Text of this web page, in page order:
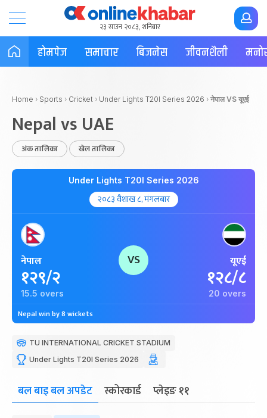
२३ साउन २०८३, शनिबार
होमपेज समाचार बिजनेस जीवनशैली
Home › Sports › Cricket › Under Lights T20I Series 2026 › नेपाल VS यूएई
Nepal vs UAE
अंक तालिका खेल तालिका
Under Lights T20I Series 2026
२०८३ वैशाख ८, मंगलबार
नेपाल
१२९/२
15.5 overs
VS यूएई
१२८/८
20 overs
Nepal win by 8 wickets
TU INTERNATIONAL CRICKET STADIUM
Under Lights T20I Series 2026
बल बाइ बल अपडेट स्कोरकार्ड प्लेइङ ११